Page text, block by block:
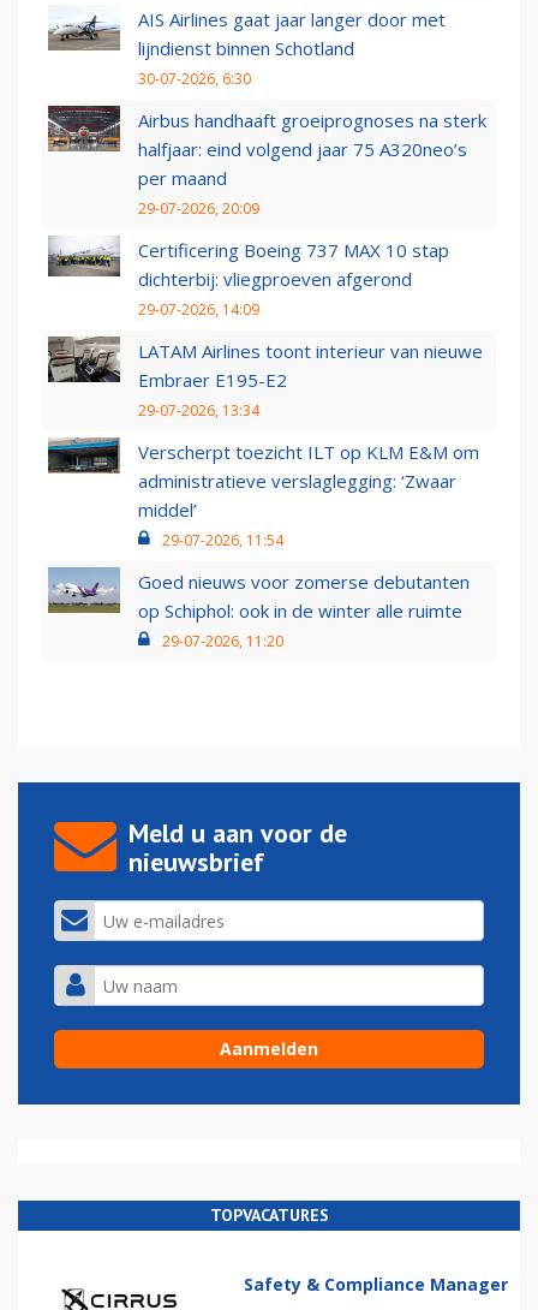
AIS Airlines gaat jaar langer door met
lijndienst binnen Schotland
30-07-2026, 6:30
Airbus handhaaft groeiprognoses na sterk
halfjaar: eind volgend jaar 75 A320neo’s
per maand
29-07-2026, 20:09
Certificering Boeing 737 MAX 10 stap
dichterbij: vliegproeven afgerond
29-07-2026, 14:09
LATAM Airlines toont interieur van nieuwe
Embraer E195-E2
29-07-2026, 13:34
Verscherpt toezicht ILT op KLM E&M om
administratieve verslaglegging: ‘Zwaar
middel’
29-07-2026, 11:54
Goed nieuws voor zomerse debutanten
op Schiphol: ook in de winter alle ruimte
29-07-2026, 11:20
Meld u aan voor de
nieuwsbrief
TOPVACATURES
Safety & Compliance Manager